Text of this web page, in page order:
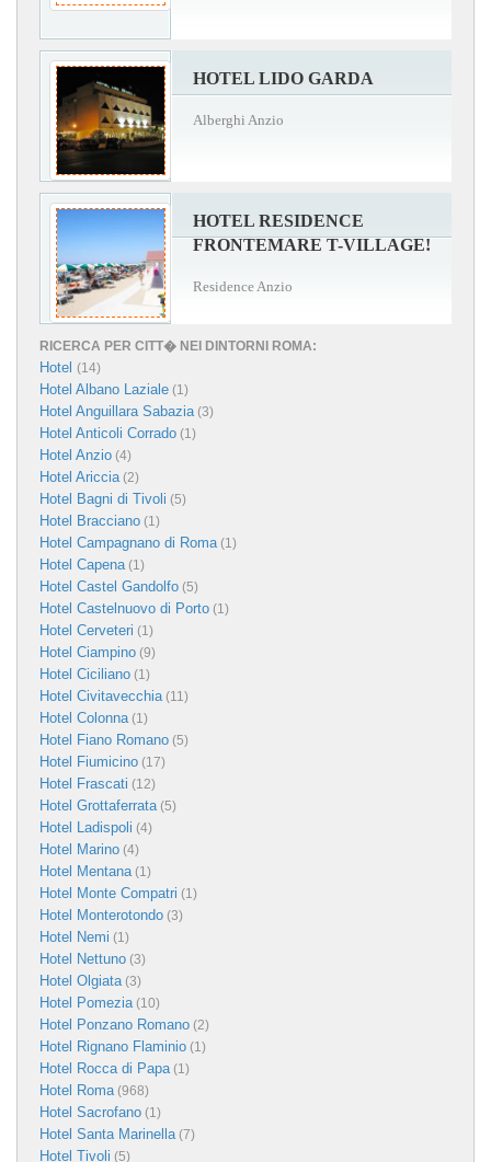
HOTEL LIDO GARDA
Alberghi Anzio
HOTEL RESIDENCE
FRONTEMARE T-VILLAGE!
Residence Anzio
RICERCA PER CITT� NEI DINTORNI ROMA:
Hotel (14)
Hotel Albano Laziale (1)
Hotel Anguillara Sabazia(3)
Hotel Anticoli Corrado (1)
Hotel Anzio (4)
Hotel Ariccia(2)
Hotel Bagni di Tivoli (5)
Hotel Bracciano (1)
Hotel Campagnano di Roma(1)
Hotel Capena(1)
Hotel Castel Gandolfo (5)
Hotel Castelnuovo di Porto (1)
Hotel Cerveteri (1)
Hotel Ciampino (9)
Hotel Ciciliano (1)
Hotel Civitavecchia(11)
Hotel Colonna(1)
Hotel Fiano Romano (5)
Hotel Fiumicino (17)
Hotel Frascati (12)
Hotel Grottaferrata(5)
Hotel Ladispoli (4)
Hotel Marino (4)
Hotel Mentana(1)
Hotel Monte Compatri (1)
Hotel Monterotondo (3)
Hotel Nemi (1)
Hotel Nettuno (3)
Hotel Olgiata(3)
Hotel Pomezia(10)
Hotel Ponzano Romano (2)
Hotel Rignano Flaminio (1)
Hotel Rocca di Papa(1)
Hotel Roma(968)
Hotel Sacrofano (1)
Hotel Santa Marinella(7)
Hotel Tivoli (5)